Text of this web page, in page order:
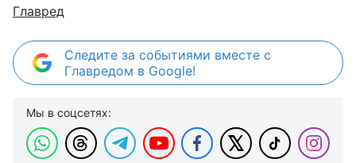
Главред
Следите за событиями вместе с
Главредом в Google!
Мы в соцсетях: